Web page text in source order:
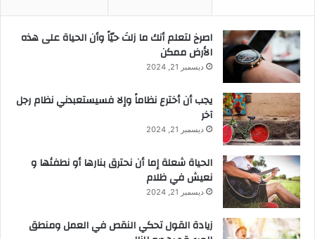
‫اصرخ لتعلم أنك ما زلتَ حيّاً وأن الحياة على هذه
الأرض ممكن
ديسمبر 21, 2024
يجب أن أخترع نظاماً وإلا فسيستعبدني نظام رجل
آخر
ديسمبر 21, 2024
الحياة شعلة إما أن نحترق بنارها أو نطفئها و
نعيش في ظلام
ديسمبر 21, 2024
زيادة القول تحكي النقص في العمل ومنطق